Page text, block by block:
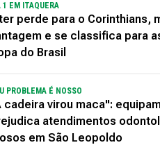
1 EM ITAQUERA
perde para o Corinthians,
e se classifica para
do Brasil
PROBLEMA É NOSSO
cadeira virou maca":
atendimentos
em São Leopoldo